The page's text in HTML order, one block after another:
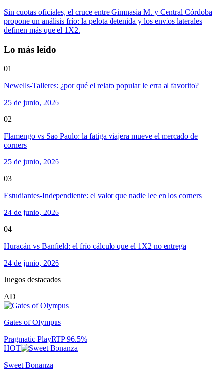
Sin cuotas oficiales, el cruce entre Gimnasia M. y Central Córdoba
propone un análisis frío: la pelota detenida y los envíos laterales
definen más que el 1X2.
Lo más leído
01
Newells-Talleres: ¿por qué el relato popular le erra al favorito?
25 de junio, 2026
02
Flamengo vs Sao Paulo: la fatiga viajera mueve el mercado de
corners
25 de junio, 2026
03
Estudiantes-Independiente: el valor que nadie lee en los corners
24 de junio, 2026
04
Huracán vs Banfield: el frío cálculo que el 1X2 no entrega
24 de junio, 2026
Juegos destacados
AD
Gates of Olympus
Pragmatic PlayRTP96.5%
HOT
Sweet Bonanza